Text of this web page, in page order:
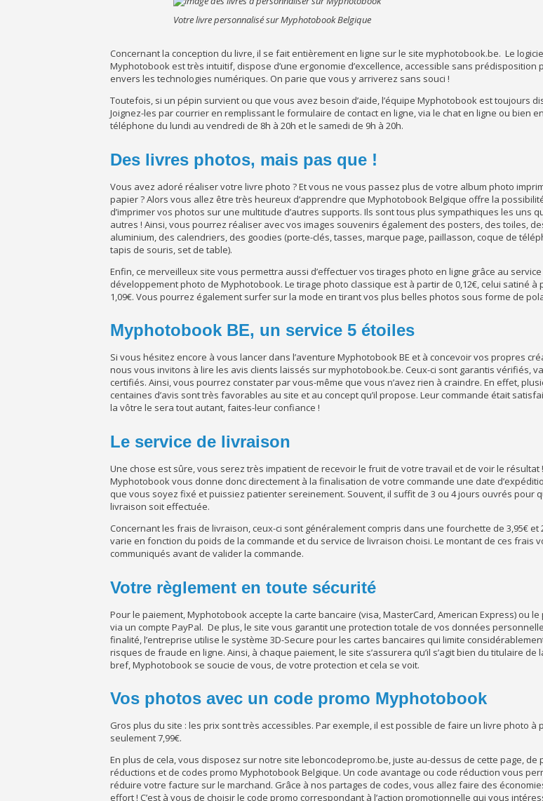
Votre livre personnalisé sur Myphotobook Belgique
Concernant la conception du livre, il se fait entièrement en ligne sur le site myphotobook.be. Le
Myphotobook est très intuitif, dispose d’une ergonomie d’excellence, accessible sans prédisposition
envers les technologies numériques. On parie que vous y arriverez sans souci !
Toutefois, si un pépin survient ou que vous avez besoin d’aide, l’équipe Myphotobook est toujours
Joignez-les par courrier en remplissant le formulaire de contact en ligne, via le chat en ligne ou bien
téléphone du lundi au vendredi de 8h à 20h et le samedi de 9h à 20h.
Des livres photos, mais pas que !
Vous avez adoré réaliser votre livre photo ? Et vous ne vous passez plus de votre album photo
papier ? Alors vous allez être très heureux d’apprendre que Myphotobook Belgique offre la
d’imprimer vos photos sur une multitude d’autres supports. Ils sont tous plus sympathiques les uns
autres ! Ainsi, vous pourrez réaliser avec vos images souvenirs également des posters, des toiles,
aluminium, des calendriers, des goodies (porte-clés, tasses, marque page, paillasson, coque de
tapis de souris, set de table).
Enfin, ce merveilleux site vous permettra aussi d’effectuer vos tirages photo en ligne grâce au
développement photo de Myphotobook. Le tirage photo classique est à partir de 0,12€, celui satiné à
1,09€. Vous pourrez également surfer sur la mode en tirant vos plus belles photos sous forme de
Myphotobook BE, un service 5 étoiles
Si vous hésitez encore à vous lancer dans l’aventure Myphotobook BE et à concevoir vos propres
nous vous invitons à lire les avis clients laissés sur myphotobook.be. Ceux-ci sont garantis vérifiés,
certifiés. Ainsi, vous pourrez constater par vous-même que vous n’avez rien à craindre. En effet,
centaines d’avis sont très favorables au site et au concept qu’il propose. Leur commande était
la vôtre le sera tout autant, faites-leur confiance !
Le service de livraison
Une chose est sûre, vous serez très impatient de recevoir le fruit de votre travail et de voir le résultat !
Myphotobook vous donne donc directement à la finalisation de votre commande une date
que vous soyez fixé et puissiez patienter sereinement. Souvent, il suffit de 3 ou 4 jours ouvrés pour
livraison soit effectuée.
Concernant les frais de livraison, ceux-ci sont généralement compris dans une fourchette de 3,95€ et
varie en fonction du poids de la commande et du service de livraison choisi. Le montant de ces frais
communiqués avant de valider la commande.
Votre règlement en toute sécurité
Pour le paiement, Myphotobook accepte la carte bancaire (visa, MasterCard, American Express) ou
via un compte PayPal. De plus, le site vous garantit une protection totale de vos données
finalité, l’entreprise utilise le système 3D-Secure pour les cartes bancaires qui limite
risques de fraude en ligne. Ainsi, à chaque paiement, le site s’assurera qu’il s’agit bien du titulaire de
bref, Myphotobook se soucie de vous, de votre protection et cela se voit.
Vos photos avec un code promo Myphotobook
Gros plus du site : les prix sont très accessibles. Par exemple, il est possible de faire un livre photo à
seulement 7,99€.
En plus de cela, vous disposez sur notre site leboncodepromo.be, juste au-dessus de cette page, de
réductions et de codes promo Myphotobook Belgique. Un code avantage ou code réduction vous
réduire votre facture sur le marchand. Grâce à nos partages de codes, vous allez faire des
effort ! C’est à vous de choisir le code promo correspondant à l’action promotionnelle qui vous